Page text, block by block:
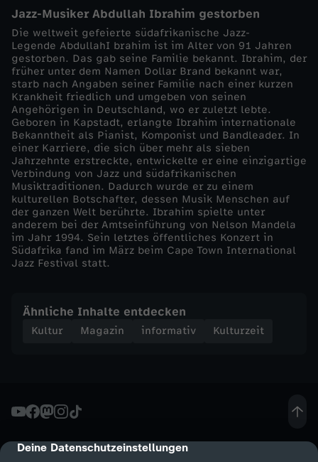
cmp-dialog-description
Deine Datenschutzeinstellungen
Jazz-Musiker Abdullah Ibrahim gestorben
Die weltweit gefeierte südafrikanische Jazz-
Legende AbdullahI brahim ist im Alter von 91 Jahren
gestorben. Das gab seine Familie bekannt. Ibrahim, der
früher unter dem Namen Dollar Brand bekannt war,
starb nach Angaben seiner Familie nach einer kurzen
Krankheit friedlich und umgeben von seinen
Angehörigen in Deutschland, wo er zuletzt lebte.
Geboren in Kapstadt, erlangte Ibrahim internationale
Bekanntheit als Pianist, Komponist und Bandleader. In
einer Karriere, die sich über mehr als sieben
Jahrzehnte erstreckte, entwickelte er eine einzigartige
Verbindung von Jazz und südafrikanischen
Musiktraditionen. Dadurch wurde er zu einem
kulturellen Botschafter, dessen Musik Menschen auf
der ganzen Welt berührte. Ibrahim spielte unter
anderem bei der Amtseinführung von Nelson Mandela
im Jahr 1994. Sein letztes öffentliches Konzert in
Südafrika fand im März beim Cape Town International
Jazz Festival statt.
Ähnliche Inhalte entdecken
Kultur Magazin informativ Kulturzeit